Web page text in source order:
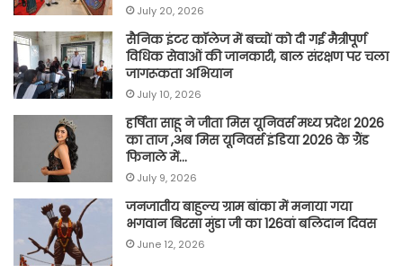
July 20, 2026
सैनिक इंटर कॉलेज में बच्चों को दी गई मैत्रीपूर्ण
विधिक सेवाओं की जानकारी, बाल संरक्षण पर चला
जागरूकता अभियान
July 10, 2026
हर्षिता साहू ने जीता मिस यूनिवर्स मध्य प्रदेश 2026
का ताज ,अब मिस यूनिवर्स इंडिया 2026 के ग्रैंड
फिनाले में…
July 9, 2026
जनजातीय बाहुल्य ग्राम बांका में मनाया गया
भगवान बिरसा मुंडा जी का 126वां बलिदान दिवस
June 12, 2026